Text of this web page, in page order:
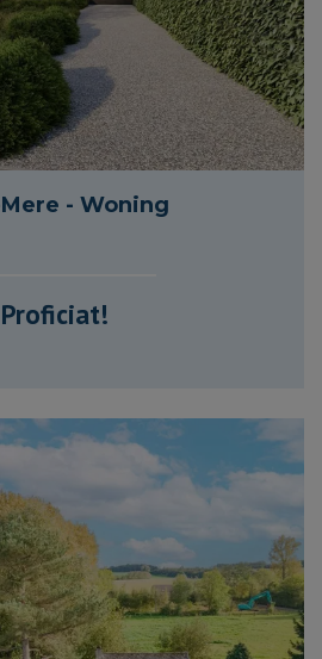
260 m²- Woning
Proficiat!